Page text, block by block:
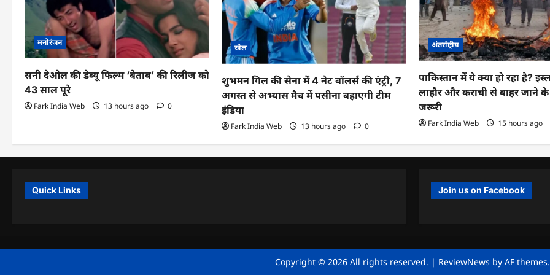
मनोरंजन
सनी देओल की डेब्यू फिल्म ‘बेताब’ की रिलीज को
43 साल पूरे
Fark India Web 13 hours ago 0
खेल
शुभमन गिल की सेना में 4 नेट बॉलर्स की एंट्री, 7
अगस्त से अभ्यास मैच में पसीना बहाएगी टीम
इंडिया
Fark India Web 13 hours ago 0
अंतर्राष्ट्रीय
पाकिस्तान में ये क्या हो रहा है?
लाहौर और कराची से बाहर जाने
जरूरी
Fark India Web 15 hours ago
Quick Links Join us on Facebook
Copyright © 2026 All rights reserved. | ReviewNews by AF themes.